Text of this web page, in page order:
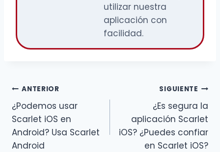
utilizar nuestra
aplicación con
facilidad.
Navegación
de
entradas
ANTERIOR
¿Podemos usar
Scarlet iOS en
Android? Usa Scarlet
Android
SIGUIENTE
¿Es segura la
aplicación Scarlet
iOS? ¿Puedes confiar
en Scarlet iOS?